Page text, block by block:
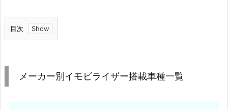
目次
1.
カ
メーカー別イモビライザー搭載車種一覧